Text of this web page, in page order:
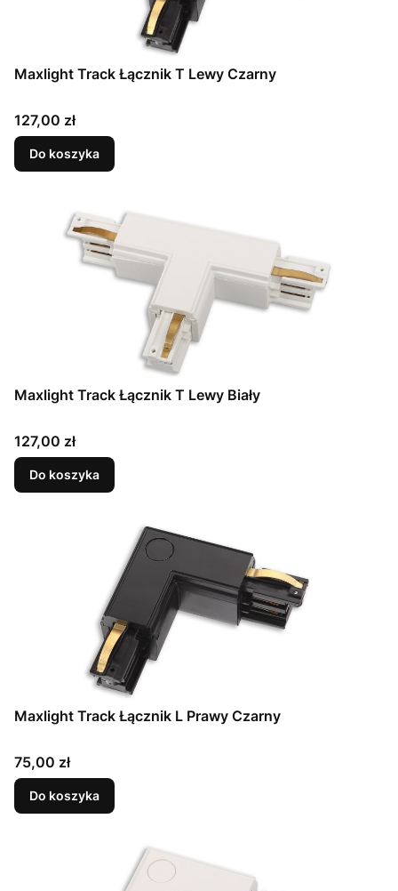
Maxlight Track Łącznik T Lewy Czarny
Cena
127,00 zł
Do koszyka
Maxlight Track Łącznik T Lewy Biały
Cena
127,00 zł
Do koszyka
Maxlight Track Łącznik L Prawy Czarny
Cena
75,00 zł
Do koszyka